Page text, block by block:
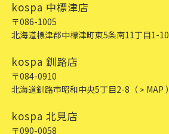
kospa 中標津店
〒086-1005
北海道標津郡中標津町東5条南11丁目1-10
kospa 釧路店
〒084-0910
北海道釧路市昭和中央5丁目2-8 （ > MAP ）
kospa 北見店
〒090-0058